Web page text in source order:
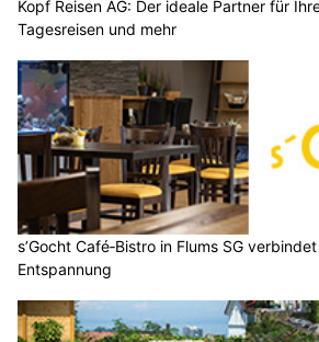
Kopf Reisen AG: Der ideale Partner für
Tagesreisen und mehr
s’Gocht Café‑Bistro in Flums SG
Entspannung